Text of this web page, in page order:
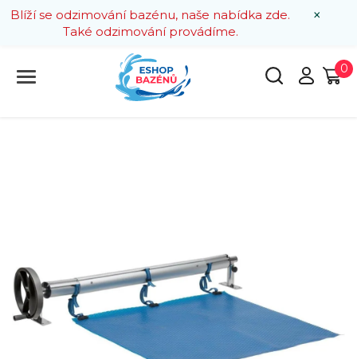
×
Blíží se odzimování bazénu, naše nabídka zde.
Také odzimování provádíme.
0